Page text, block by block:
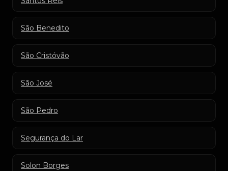
São Benedito
São Cristóvão
São José
São Pedro
Segurança do Lar
Solon Borges